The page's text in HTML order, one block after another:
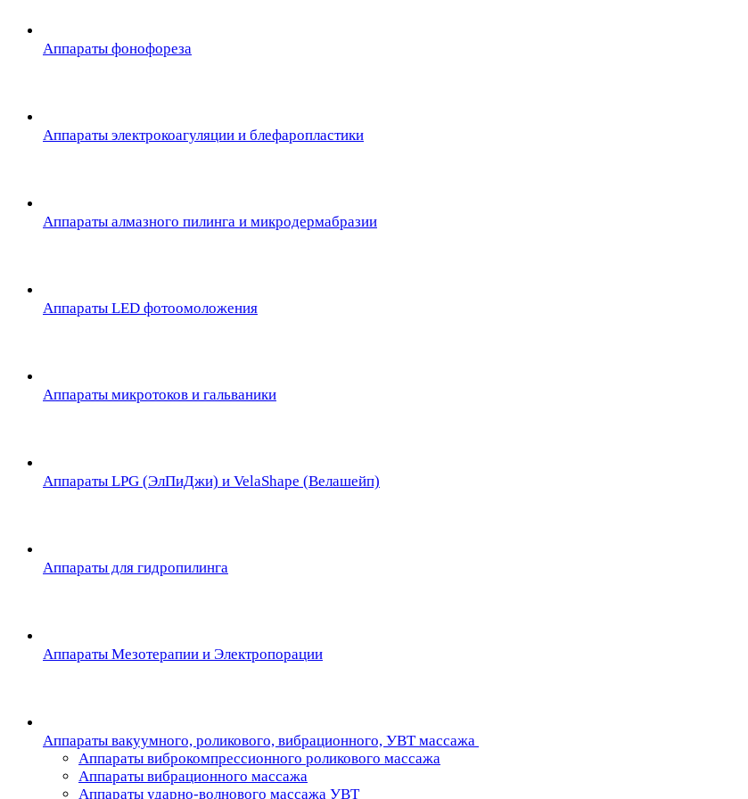
Аппараты фонофореза
Аппараты электрокоагуляции и блефаропластики
Аппараты алмазного пилинга и микродермабразии
Аппараты LED фотоомоложения
Аппараты микротоков и гальваники
Аппараты LPG (ЭлПиДжи) и VelaShape (Велашейп)
Аппараты для гидропилинга
Аппараты Мезотерапии и Электропорации
Аппараты вакуумного, роликового, вибрационного, УВТ массажа
Аппараты виброкомпрессионного роликового массажа
Аппараты вибрационного массажа
Аппараты ударно-волнового массажа УВТ